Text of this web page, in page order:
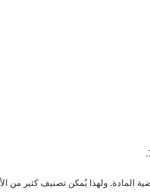
عن 7، زادت حمضية المادة. ولهذا يُمكن تصنيف